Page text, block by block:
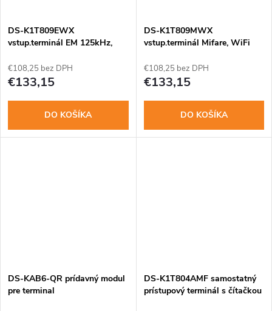
DS-K1T809EWX
vstup.terminál EM 125kHz,
€108,25 bez DPH
€133,15
DO KOŠÍKA
DS-K1T809MWX
vstup.terminál Mifare, WiFi
€108,25 bez DPH
€133,15
DO KOŠÍKA
DS-KAB6-QR prídavný modul
pre terminal
DS-K1T804AMF samostatný
prístupový terminál s čítačkou